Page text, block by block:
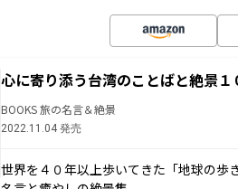
心に寄り添う台湾のことばと絶景１
BOOKS 旅の名言＆絶景
2022.11.04 発売
世界を４０年以上歩いてきた「地球の歩